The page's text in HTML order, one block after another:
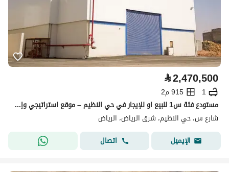
⃁2,470,500
1
915 م2
مستودع فئة س1 للبيع او للإيجار في حي النظيم – موقع استراتيجي وإمكانية التبريد
شارع س، حي النظيم، شرق الرياض، الرياض
الإيميل
اتصال